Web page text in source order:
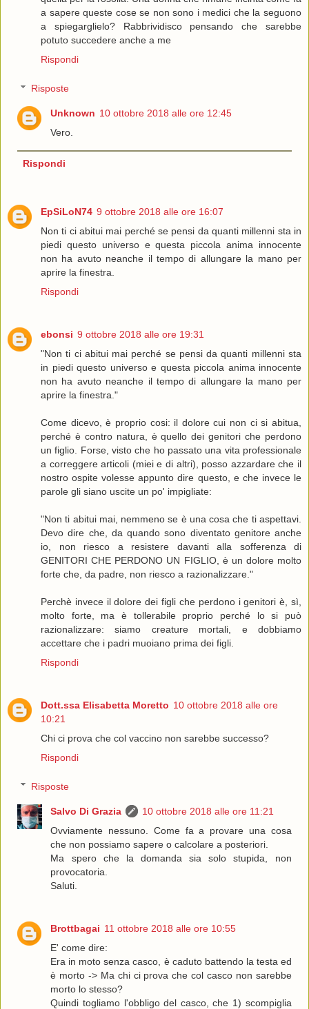
a sapere queste cose se non sono i medici che la seguono
a spiegarglielo? Rabbrividisco pensando che sarebbe
potuto succedere anche a me
Rispondi
Risposte
Unknown 10 ottobre 2018 alle ore 12:45
Vero.
Rispondi
EpSiLoN74 9 ottobre 2018 alle ore 16:07
Non ti ci abitui mai perché se pensi da quanti millenni sta in
piedi questo universo e questa piccola anima innocente
non ha avuto neanche il tempo di allungare la mano per
aprire la finestra.
Rispondi
ebonsi 9 ottobre 2018 alle ore 19:31
"Non ti ci abitui mai perché se pensi da quanti millenni sta
in piedi questo universo e questa piccola anima innocente
non ha avuto neanche il tempo di allungare la mano per
aprire la finestra."
Come dicevo, è proprio cosi: il dolore cui non ci si abitua,
perché è contro natura, è quello dei genitori che perdono
un figlio. Forse, visto che ho passato una vita professionale
a correggere articoli (miei e di altri), posso azzardare che il
nostro ospite volesse appunto dire questo, e che invece le
parole gli siano uscite un po' impigliate:
"Non ti abitui mai, nemmeno se è una cosa che ti aspettavi.
Devo dire che, da quando sono diventato genitore anche
io, non riesco a resistere davanti alla sofferenza di
GENITORI CHE PERDONO UN FIGLIO, è un dolore molto
forte che, da padre, non riesco a razionalizzare."
Perchè invece il dolore dei figli che perdono i genitori è, sì,
molto forte, ma è tollerabile proprio perché lo si può
razionalizzare: siamo creature mortali, e dobbiamo
accettare che i padri muoiano prima dei figli.
Rispondi
Dott.ssa Elisabetta Moretto 10 ottobre 2018 alle ore
10:21
Chi ci prova che col vaccino non sarebbe successo?
Rispondi
Risposte
Salvo Di Grazia
10 ottobre 2018 alle ore 11:21
Ovviamente nessuno. Come fa a provare una cosa
che non possiamo sapere o calcolare a posteriori.
Ma spero che la domanda sia solo stupida, non
provocatoria.
Saluti.
Brottbagai 11 ottobre 2018 alle ore 10:55
E' come dire:
Era in moto senza casco, è caduto battendo la testa ed
è morto -> Ma chi ci prova che col casco non sarebbe
morto lo stesso?
Quindi togliamo l'obbligo del casco, che 1) scompiglia